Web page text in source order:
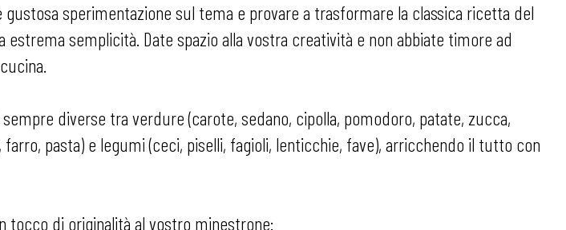
sperimentazione sul tema e provare a trasformare la classica ricetta del
estrema semplicità. Date spazio alla vostra creatività e non abbiate timore ad
diverse tra verdure (carote, sedano, cipolla, pomodoro, patate, zucca,
pasta) e legumi (ceci, piselli, fagioli, lenticchie, fave), arricchendo il tutto con
di originalità al vostro minestrone: